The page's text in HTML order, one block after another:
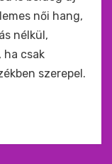
női hang,
nélkül,
csak
szerepel.